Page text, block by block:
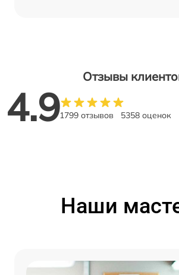
Отзывы
4.91799 отзывов 5358 оценок
Наши